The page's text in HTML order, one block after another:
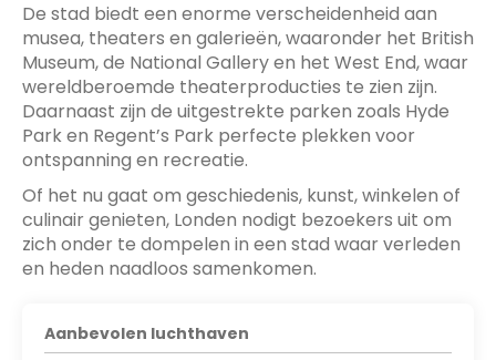
De stad biedt een enorme verscheidenheid aan
musea, theaters en galerieën, waaronder het British
Museum, de National Gallery en het West End, waar
wereldberoemde theaterproducties te zien zijn.
Daarnaast zijn de uitgestrekte parken zoals Hyde
Park en Regent’s Park perfecte plekken voor
ontspanning en recreatie.
Of het nu gaat om geschiedenis, kunst, winkelen of
culinair genieten, Londen nodigt bezoekers uit om
zich onder te dompelen in een stad waar verleden
en heden naadloos samenkomen.
Aanbevolen luchthaven